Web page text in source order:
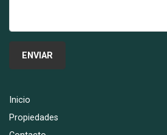
Inicio
Propiedades